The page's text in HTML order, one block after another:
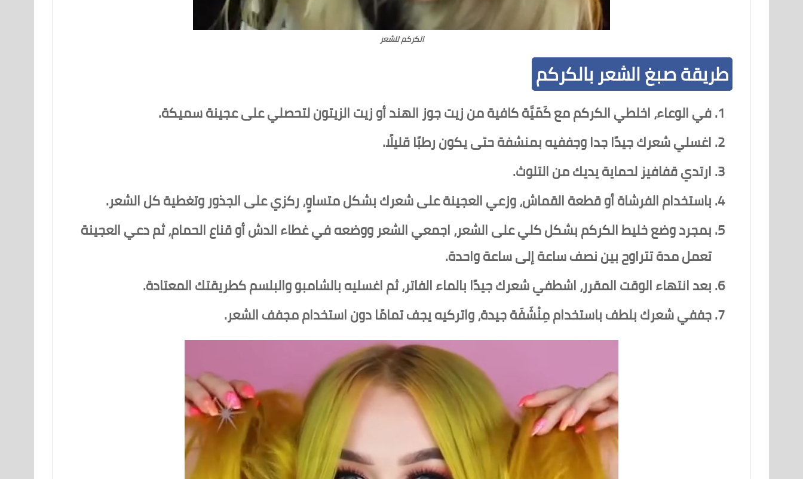
الكركم للشعر
طريقة صبغ الشعر بالكركم
في الوعاء، اخلطي الكركم مع كَمّيَّة كافية من زيت جوز الهند أو زيت الزيتون لتحصلي على عجينة سميكة.
اغسلي شعرك جيدًا جدا وجففيه بمنشفة حتى يكون رطبًا قليلًا.
ارتدي قفافيز لحماية يديك من التلوث.
باستخدام الفرشاة أو قطعة القماش، وزعي العجينة على شعرك بشكل متساوٍ، ركزي على الجذور وتغطية كل الشعر.
بمجرد وضع خليط الكركم بشكل كلي على الشعر، اجمعي الشعر ووضعه في غطاء الدش أو قناع الحمام، ثم دعي العجينة
تعمل مدة تتراوح بين نصف ساعة إلى ساعة واحدة.
بعد انتهاء الوقت المقرر، اشطفي شعرك جيدًا بالماء الفاتر، ثم اغسليه بالشامبو والبلسم كطريقتك المعتادة.
جففي شعرك بلطف باستخدام مِنْشَفَة جيدة، واتركيه يجف تمامًا دون استخدام مجفف الشعر.